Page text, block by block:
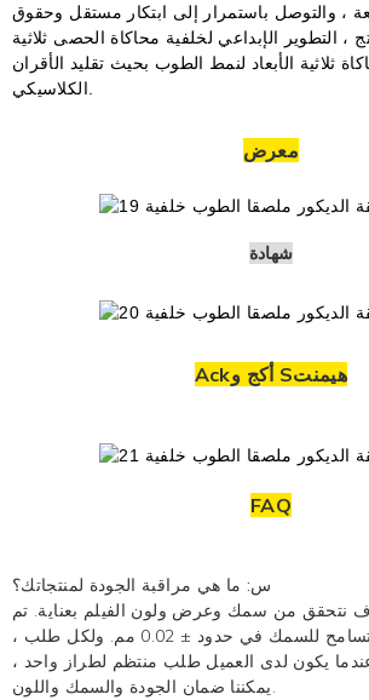
، والتوصل باستمرار إلى ابتكار مستقل وحقوق
، التطوير الإبداعي لخلفية محاكاة الحصى ثلاثية
ثلاثية الأبعاد لنمط الطوب بحيث تقليد الأقران
معرض
شهادة
Ackأكج و Sهيمنت
FAQ
س: ما هي مراقبة الجودة لمنتجاتك؟
نتحقق من سمك وعرض ولون الفيلم بعناية. تم
التحكم في التسامح للسمك في حدود ± 0.02 مم. ولكل طلب ،
يكون لدى العميل طلب منتظم لطراز واحد ،
يمكننا ضمان الجودة والسمك واللون.